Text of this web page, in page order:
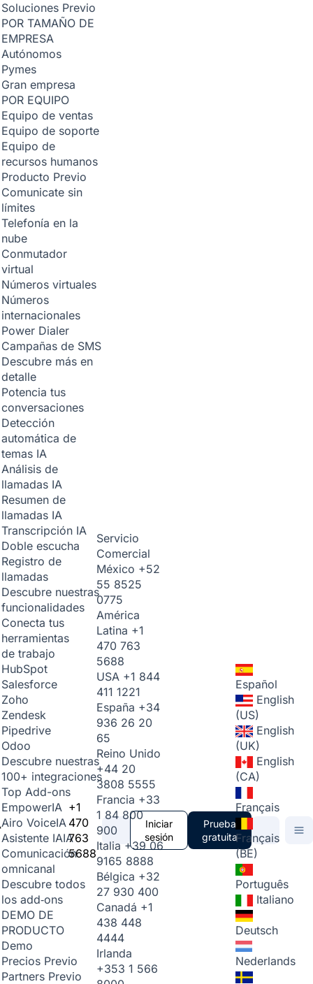
Soluciones Previo
POR TAMAÑO DE
EMPRESA
Autónomos
Pymes
Gran empresa
POR EQUIPO
Equipo de ventas
Equipo de soporte
Equipo de
recursos humanos
Producto Previo
Comunicate sin
límites
Telefonía en la
nube
Conmutador
virtual
Números virtuales
Números
internacionales
Power Dialer
Campañas de SMS
Descubre más en
detalle
Potencia tus
conversaciones
Detección
automática de
temas IA
Análisis de
llamadas IA
Resumen de
llamadas IA
Transcripción IA
Doble escucha
Registro de
llamadas
Descubre nuestras
funcionalidades
Conecta tus
herramientas
de trabajo
HubSpot
Salesforce
Zoho
Zendesk
Pipedrive
Odoo
Descubre nuestras
100+ integraciones
Top Add-ons
EmpowerIA
Airo VoiceIA
Asistente IAIA
Comunicación
omnicanal
Descubre todos
los add‑ons
DEMO DE
PRODUCTO
Demo
Precios Previo
Partners Previo
+1
470
763
5688
Servicio
Comercial
México +52
55 8525
0775
América
Latina +1
470 763
5688
USA +1 844
411 1221
España +34
936 26 20
65
Reino Unido
+44 20
3808 5555
Francia +33
1 84 800
900
Italia +39 06
9165 8888
Bélgica +32
27 930 400
Canadá +1
438 448
4444
Irlanda
+353 1 566
Iniciar
sesión
Prueba
gratuita
Español
English
(US)
English
(UK)
English
(CA)
Français
Français
(BE)
Português
Italiano
Deutsch
Nederlands